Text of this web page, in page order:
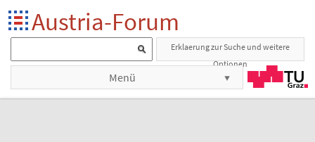
Austria-Forum
Erklaerung zur Suche und weitere
Optionen
Menü